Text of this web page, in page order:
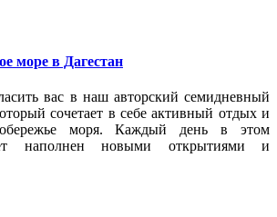
море в Дагестан
вас в наш авторский семидневный
сочетает в себе активный отдых и
моря. Каждый день в этом
наполнен новыми открытиями и